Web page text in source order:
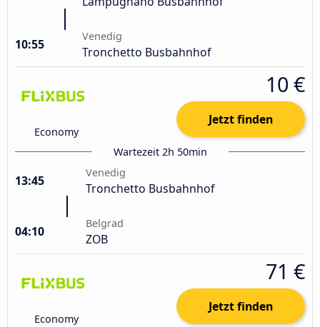
10:55
Venedig
Tronchetto Busbahnhof
Economy
10 €
Jetzt finden
Wartezeit 2h 50min
13:45
Venedig
Tronchetto Busbahnhof
04:10
Belgrad
ZOB
Economy
71 €
Jetzt finden